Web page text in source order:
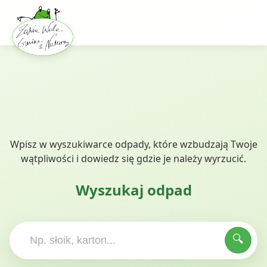
Wpisz w wyszukiwarce odpady, które wzbudzają Twoje
wątpliwości i dowiedz się gdzie je należy wyrzucić.
Wyszukaj odpad
🔍
×
♻️
NAZWA KOSZA